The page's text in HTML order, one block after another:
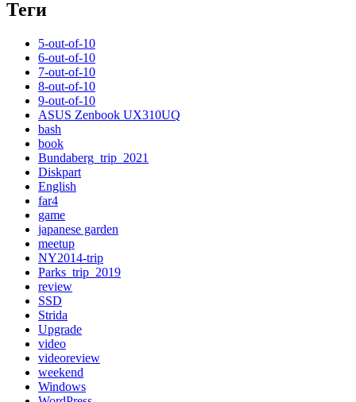
Теги
5-out-of-10
6-out-of-10
7-out-of-10
8-out-of-10
9-out-of-10
ASUS Zenbook UX310UQ
bash
book
Bundaberg_trip_2021
Diskpart
English
far4
game
japanese garden
meetup
NY2014-trip
Parks_trip_2019
review
SSD
Strida
Upgrade
video
videoreview
weekend
Windows